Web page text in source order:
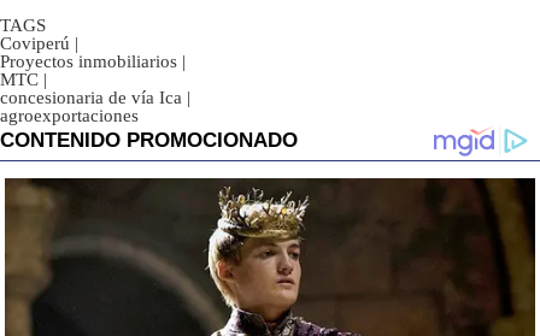
TAGS
Coviperú |
Proyectos inmobiliarios |
MTC |
concesionaria de vía Ica |
agroexportaciones